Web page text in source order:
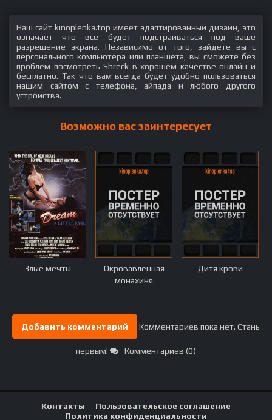
Наш сайт kinoplenka.top имеет адаптированный дизайн, это
означает что всё будет подстраиваться под ваше
разрешение экрана. Независимо от того, зайдете вы с
персонального компьютера или планшета, вы сможете без
проблем посмотреть Shreck в хорошем качестве онлайн и
бесплатно. Так что вам всегда будет удобно пользоваться
нашим сайтом с телефона, айпада и любого другого
устройства.
Возможно вас заинтересует
Злые мечты
Окровавленная
монахиня
Дитя крови
Добавить комментарий Комментариев пока нет. Стань
первым! Комментариев (0)
Контакты
Пользовательское соглашение
Политика конфиденциальности